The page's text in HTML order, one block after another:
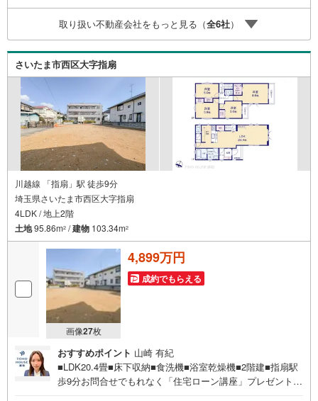
グ、かけつけサポート、Club Offプレミアムなど多彩なサー
ビスがございます
取り扱い不動産会社をもっと見る（全6社）
さいたま市西区大字指扇
川越線 「指扇」駅 徒歩9分
埼玉県さいたま市西区大字指扇
4LDK / 地上2階
土地95.86m2 /建物 103.34m2
画像27枚
4,899万円
成約でもらえる
おすすめポイント 山崎 有紀
■LDK20.4畳■床下収納■食洗機■浴室乾燥機■2階建■指扇駅
歩9分お問合せでもれなく「住宅ローン講座」プレゼント！